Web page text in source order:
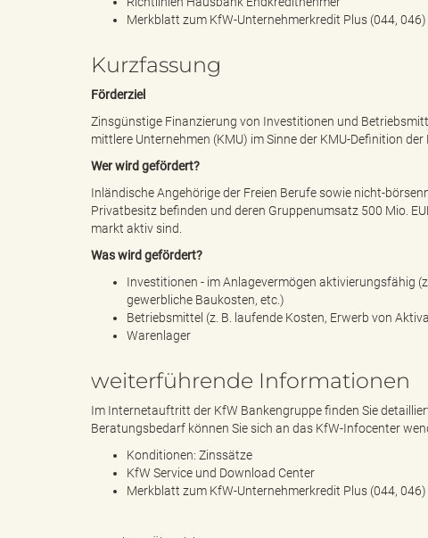
d
Merkblatt zum KfW-Unternehmerkredit Plus (044, 046)
Kurzfassung
Förderziel
Zinsgünstige Finanzierung von Investitionen und
mittlere Unternehmen (KMU) im Sinne der KMU-Definition
Wer wird gefördert?
Inländische Angehörige der Freien Berufe sowie nicht-
Privatbesitz befinden und deren Gruppenumsatz 500 Mio.
markt aktiv sind.
Was wird gefördert?
Investitionen - im Anlagevermögen aktivierungsfähig
gewerbliche Baukosten, etc.)
Betriebsmittel (z. B. laufende Kosten, Erwerb von
Warenlager
weiterführende Informationen
Im Internetauftritt der KfW Bankengruppe finden Sie
Beratungsbedarf können Sie sich an das KfW-Infocenter
Konditionen: Zinssätze
KfW Service und Download Center
Merkblatt zum KfW-Unternehmerkredit Plus (044, 046)